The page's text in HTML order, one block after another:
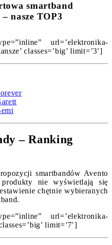
smartband
nasze TOP3
url=’elektronika-
classes=’big’ limit=’3′]
– Ranking
smartbandów Avento
nie wyświetlają się
chętnie wybieranych
url=’elektronika-
limit=’7′]